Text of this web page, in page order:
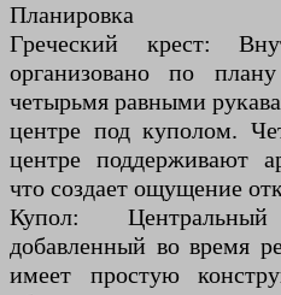
Планировка
Греческий крест:
организовано по
четырьмя равными
центре под куполом.
центре поддерживают
что создает ощущение
Купол:
добавленный во время
имеет простую